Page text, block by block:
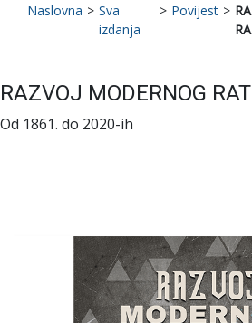
Naslovna > Sva
izdanja
> Povijest >
RAZVOJ MODERNOG
Od 1861. do 2020-ih